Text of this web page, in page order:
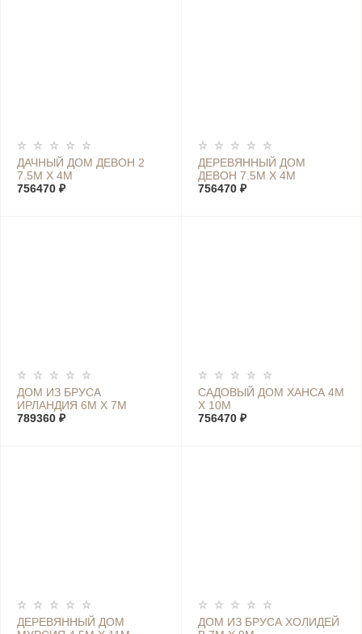
ДАЧНЫЙ ДОМ ДЕВОН 2
7.5М Х 4М
756470 ₽
ДЕРЕВЯННЫЙ ДОМ
ДЕВОН 7.5М Х 4М
756470 ₽
ДОМ ИЗ БРУСА
ИРЛАНДИЯ 6М Х 7М
789360 ₽
САДОВЫЙ ДОМ ХАНСА 4М
Х 10М
756470 ₽
ДЕРЕВЯННЫЙ ДОМ
ДОМ ИЗ БРУСА ХОЛИДЕЙ